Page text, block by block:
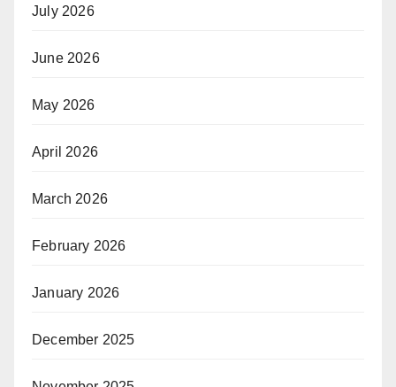
July 2026
June 2026
May 2026
April 2026
March 2026
February 2026
January 2026
December 2025